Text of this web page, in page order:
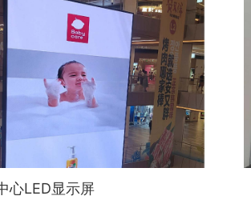
心LED显示屏